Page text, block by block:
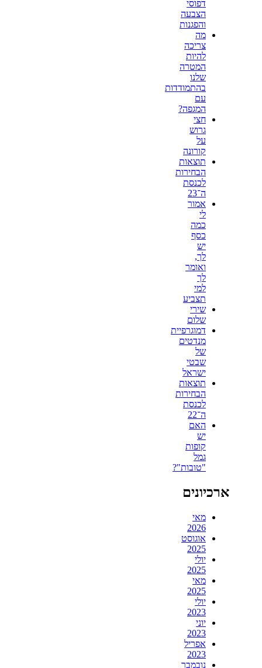
דפוסי
הצבעה
והפגנות
מה
צריכה
להיות
המטרה
שלנו
בהתמודדות
עם
המגפה?
חצי
גרוש
על
קורונה
תוצאות
הבחירות
לכנסת
ה־23
אמור
לי
כמה
כסף
יש
לך,
ואומר
לך
למי
תצביע
שירי
שלום
דמוגרפיית
מנדטים
של
שבטי
ישראל
תוצאות
הבחירות
לכנסת
ה־22
האם
יש
קופות
גמל
"טובות"?
ארכיונים
מאי
2026
אוגוסט
2025
יולי
2025
מאי
2025
יולי
2023
יוני
2023
אפריל
2023
נובמבר